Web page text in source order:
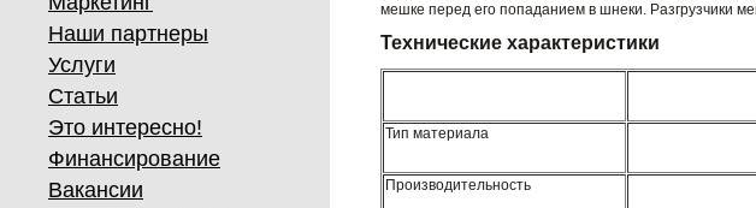
Наши партнеры
Услуги
Статьи
Это интересно!
Финансирование
Вакансии
мешке перед его попаданием в шнеки. Разгрузчики
Технические характеристики
Тип материала
Производительность